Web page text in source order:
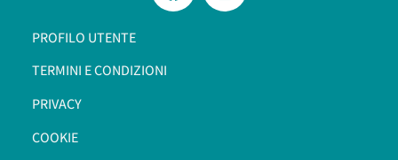
PROFILO UTENTE
TERMINI E CONDIZIONI
PRIVACY
COOKIE